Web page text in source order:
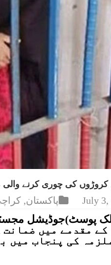
کی چوری کرنے والی
July 3, پاکستان,
کے مقدمے میں
کی پنجاب میں